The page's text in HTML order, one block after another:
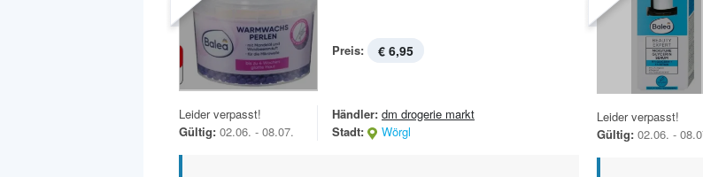
Preis: € 6,95
Leider verpasst!
Gültig: 02.06. - 08.07.
Händler: dm drogerie markt
Stadt:
Wörgl
Leider verpasst!
Gültig: 02.06. -